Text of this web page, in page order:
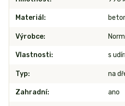
Materiál
Výrobce
Vlastnosti s
Typ na
Zahradní ano